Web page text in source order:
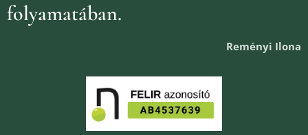
folyamatában.
Reményi Ilona